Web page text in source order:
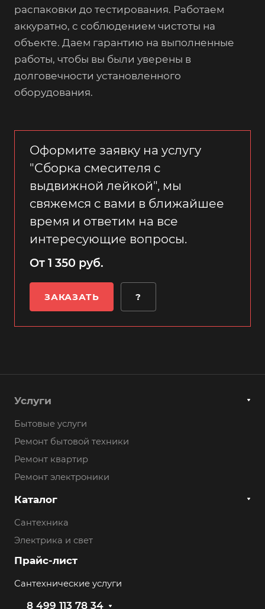
распаковки до тестирования. Работаем
аккуратно, с соблюдением чистоты на
объекте. Даем гарантию на выполненные
работы, чтобы вы были уверены в
долговечности установленного
оборудования.
Оформите заявку на услугу
"Сборка смесителя с
выдвижной лейкой", мы
свяжемся с вами в ближайшее
время и ответим на все
интересующие вопросы.
От 1 350 руб.
ЗАКАЗАТЬ ?
Услуги
Бытовые услуги
Ремонт бытовой техники
Ремонт квартир
Ремонт электроники
Каталог
Сантехника
Электрика и свет
Прайс-лист
Сантехнические услуги
8 499 113 78 34